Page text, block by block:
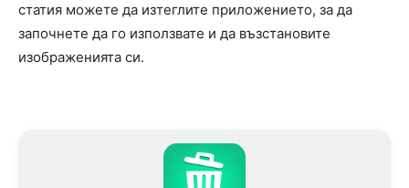
статия можете да изтеглите приложението, за да
започнете да го използвате и да възстановите
изображенията си.